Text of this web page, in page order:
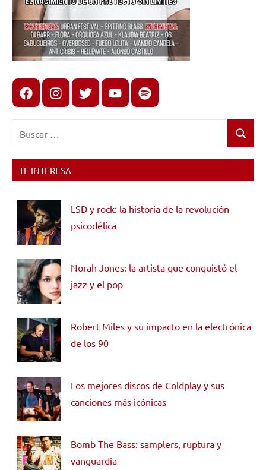
FacebookInstagram
X youtubespotify
Buscar
TE INTERESA
LSD y rock: la historia de la revolución
psicodélica
Norah Jones: la artista que conquistó el
jazz y el pop
Robert Miles y su impacto en la electrónica
de los 90
Los mejores discos de Coldplay y sus
canciones más icónicas
Bomb The Bass: samplers, ruptura y
vanguardia